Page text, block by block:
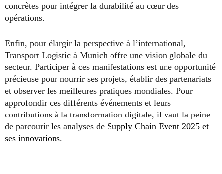
concrètes pour intégrer la durabilité au cœur des
opérations.
Enfin, pour élargir la perspective à l’international,
Transport Logistic à Munich offre une vision globale du
secteur. Participer à ces manifestations est une opportunité
précieuse pour nourrir ses projets, établir des partenariats
et observer les meilleures pratiques mondiales. Pour
approfondir ces différents événements et leurs
contributions à la transformation digitale, il vaut la peine
de parcourir les analyses de Supply Chain Event 2025 et
ses innovations.